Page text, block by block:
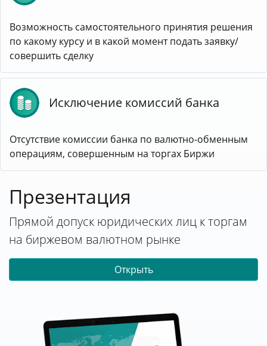
Возможность самостоятельного принятия решения
по какому курсу и в какой момент подать заявку/
совершить сделку
Исключение комиссий банка
Отсутствие комиссии банка по валютно-обменным
операциям, совершенным на торгах Биржи
Презентация
Прямой допуск юридических лиц к торгам
на биржевом валютном рынке
Открыть